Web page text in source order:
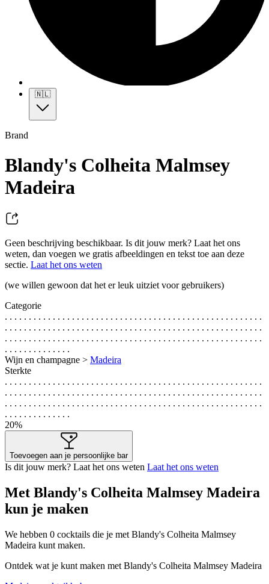
🇳🇱
Brand
Blandy's Colheita Malmsey
Madeira
Geen beschrijving beschikbaar. Is dit jouw merk? Laat het ons
weten, dan voegen we gratis afbeeldingen en tekst toe aan deze
sectie. Laat het ons weten
(we willen gewoon dat het er leuk uitziet voor gebruikers)
Categorie
. . . . . . . . . . . . . . . . . . . . . . . . . . . . . . . . . . . . . . . . . . . . . . . . . . . . . .
. . . . . . . . . . . . . . . . . . . . . . . . . . . . . . . . . . . . . . . . . . . . . . . . . . . . . .
. . . . . . . . . . . . . . . . . . . . . . . . . . . . . . . . . . . . . . . . . . . . . . . . . . . . . .
. . . . . . . . . . . . . .
Wijn en champagne > Madeira
Sterkte
. . . . . . . . . . . . . . . . . . . . . . . . . . . . . . . . . . . . . . . . . . . . . . . . . . . . . .
. . . . . . . . . . . . . . . . . . . . . . . . . . . . . . . . . . . . . . . . . . . . . . . . . . . . . .
. . . . . . . . . . . . . . . . . . . . . . . . . . . . . . . . . . . . . . . . . . . . . . . . . . . . . .
. . . . . . . . . . . . . .
20%
Toevoegen aan je persoonlijke bar
Is dit jouw merk? Laat het ons weten Laat het ons weten
Met Blandy's Colheita Malmsey Madeira
kun je maken
We hebben 0 cocktails die je met Blandy's Colheita Malmsey
Madeira kunt maken.
Ontdek wat je kunt maken met Blandy's Colheita Malmsey Madeira